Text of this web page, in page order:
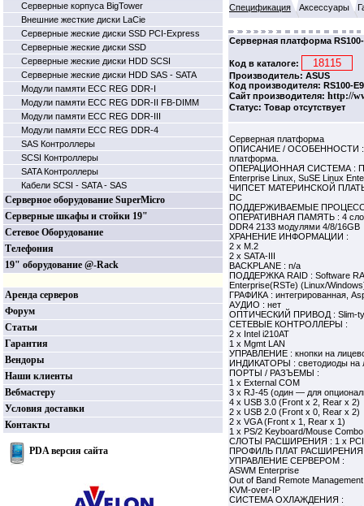
Серверные корпуса BigTower
Внешние жесткие диски LaCie
Серверные жеские диски SSD PCI-Express
Серверные жеские диски SSD
Серверные жеские диски HDD SCSI
Серверные жеские диски HDD SAS - SATA
Модули памяти ECC REG DDR-I
Модули памяти ECC REG DDR-II FB-DIMM
Модули памяти ECC REG DDR-III
Модули памяти ECC REG DDR-4
SAS Контроллеры
SCSI Контроллеры
SATA Контроллеры
Кабели SCSI - SATA - SAS
Серверное оборудование SuperMicro
Серверные шкафы и стойки 19"
Сетевое Оборудование
Телефония
19" оборудование @-Rack
Аренда серверов
Форум
Статьи
Гарантия
Вендоры
Наши клиенты
Вебмастеру
Условия доставки
Контакты
PDA версия сайта
Спецификация Аксессуары
Серверная платформа RS100-
Код в каталоге:
Производитель: ASUS
Код производителя: RS100-
Сайт производителя: http://
Статус: Товар отсутствует
Серверная платформа
ОПИСАНИЕ / ОСОБЕННОСТИ :
платформа.
ОПЕРАЦИОННАЯ СИСТЕМА :
Enterprise Linux, SuSE Linux
ЧИПСЕТ МАТЕРИНСКОЙ ПЛАТЫ :
DC
ПОДДЕРЖИВАЕМЫЕ
ОПЕРАТИВНАЯ ПАМЯТЬ : 4
DDR4 2133 модулями 4/8/16GB
ХРАНЕНИЕ ИНФОРМАЦИИ :
2 x M.2
2 x SATA-III
BACKPLANE : n/a
ПОДДЕРЖКА RAID : Software
Enterprise(RSTe) (Linux/
ГРАФИКА : интегрированная,
АУДИО : нет
ОПТИЧЕСКИЙ ПРИВОД : Slim-
СЕТЕВЫЕ КОНТРОЛЛЕРЫ :
2 x Intel i210AT
1 x Mgmt LAN
УПРАВЛЕНИЕ : кнопки на
ИНДИКАТОРЫ : светодиоды на
ПОРТЫ / РАЗЪЕМЫ :
1 x External COM
3 x RJ-45 (один — для
4 x USB 3.0 (Front x 2, Rear x 2)
2 x USB 2.0 (Front x 0, Rear x 2)
2 x VGA (Front x 1, Rear x 1)
1 x PS/2 Keyboard/Mouse
СЛОТЫ РАСШИРЕНИЯ : 1 x PCI
ПРОФИЛЬ ПЛАТ РАСШИРЕНИЯ :
УПРАВЛЕНИЕ СЕРВЕРОМ :
ASWM Enterprise
Out of Band Remote
KVM-over-IP
СИСТЕМА ОХЛАЖДЕНИЯ :